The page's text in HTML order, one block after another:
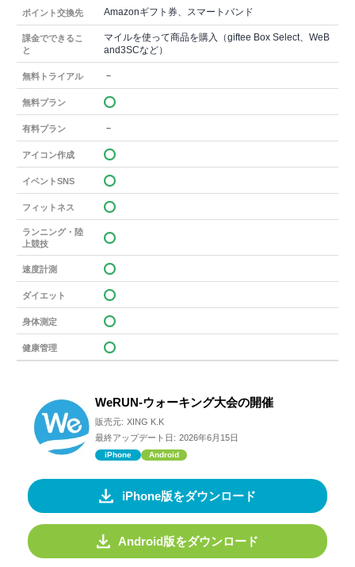
ポイント交換先 Amazonギフト券、スマートバンド
課金でできるこ
と
マイルを使って商品を購入（giftee Box Select、WeB
and3SCなど）
無料トライアル －
無料プラン
有料プラン －
アイコン作成
イベントSNS
フィットネス
ランニング・陸
上競技
速度計測
ダイエット
身体測定
健康管理
WeRUN-ウォーキング大会の開催
販売元: XING K.K
最終アップデート日: 2026年6月15日
iPhone Android
iPhone版をダウンロード
Android版をダウンロード